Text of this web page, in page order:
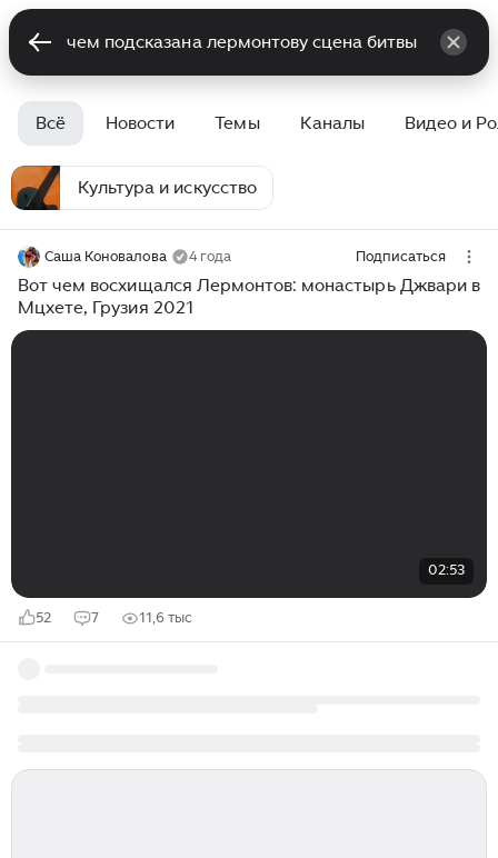
Всё Новости Темы Каналы Видео и
Культура и искусство
Саша Коновалова 4 года Подписаться
Вот чем восхищался Лермонтов: монастырь Джвари в
Мцхете, Грузия 2021
02:53
52 7 11,6 тыс